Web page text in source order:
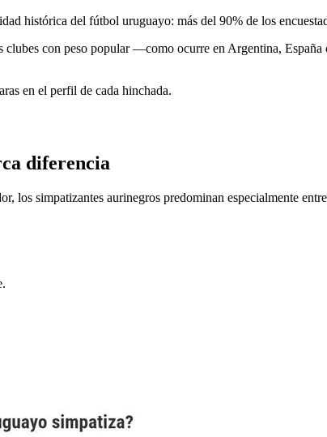
histórica del fútbol uruguayo: más del 90% de los
clubes con peso popular —como ocurre en Argentina,
en el perfil de cada hinchada.
diferencia
los simpatizantes aurinegros predominan especialmente